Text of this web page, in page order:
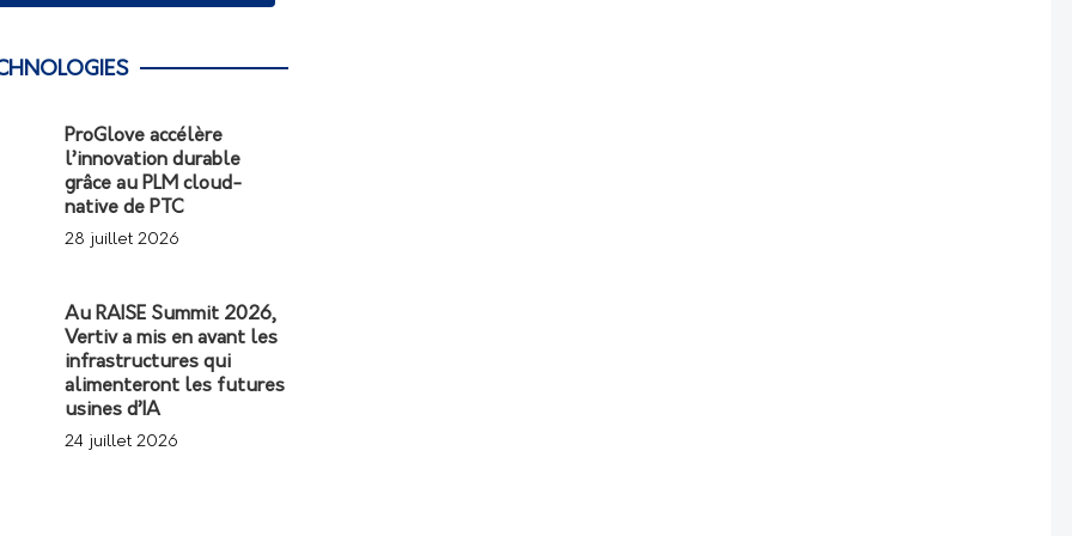
ProGlove accélère
l’innovation durable
grâce au PLM cloud-
native de PTC
28 juillet 2026
Au RAISE Summit 2026,
Vertiv a mis en avant les
infrastructures qui
alimenteront les futures
usines d’IA
24 juillet 2026